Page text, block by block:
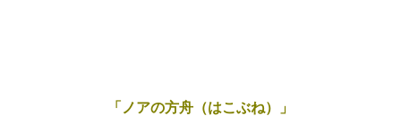
「ノアの方舟（はこぶね） 」